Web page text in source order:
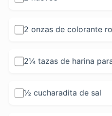
2 onzas de colorante
2¼ tazas de harina
½ cucharadita de sal